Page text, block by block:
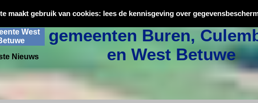
maakt gebruik van cookies: lees de kennisgeving over
Oorlogsslachtoffers
gemeenten Buren,
en West Betuwe
West
Nieuws